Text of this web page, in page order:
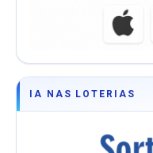
IA NAS LOTERIAS